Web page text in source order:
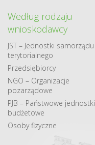
Według rodzaju
wnioskodawcy
JST – Jednostki samorządu
terytorialnego
Przedsiębiorcy
NGO – Organizacje
pozarządowe
PJB – Państwowe jednostki
budżetowe
Osoby fizyczne